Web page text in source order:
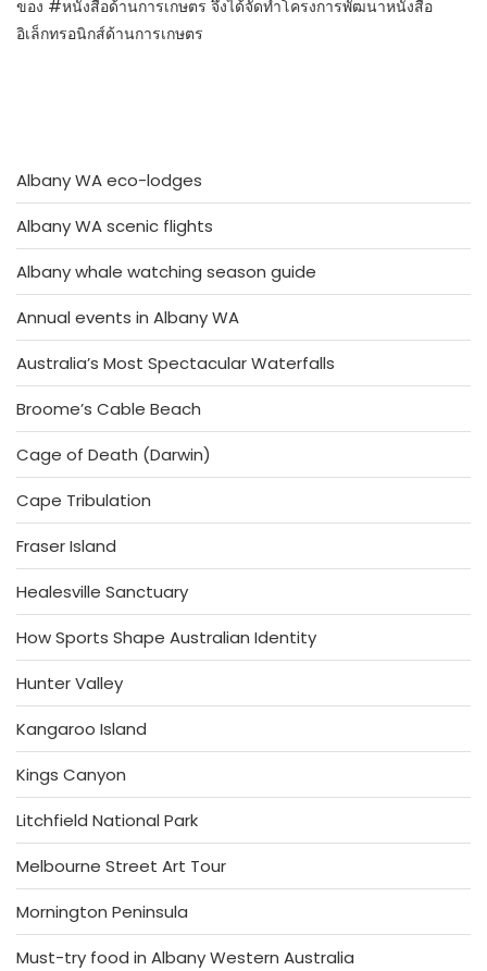
ของ #หนังสือด้านการเกษตร จึงได้จัดทำโครงการพัฒนาหนังสือ
อิเล็กทรอนิกส์ด้านการเกษตร
Albany WA eco-lodges
Albany WA scenic flights
Albany whale watching season guide
Annual events in Albany WA
Australia’s Most Spectacular Waterfalls
Broome’s Cable Beach
Cage of Death (Darwin)
Cape Tribulation
Fraser Island
Healesville Sanctuary
How Sports Shape Australian Identity
Hunter Valley
Kangaroo Island
Kings Canyon
Litchfield National Park
Melbourne Street Art Tour
Mornington Peninsula
Must-try food in Albany Western Australia